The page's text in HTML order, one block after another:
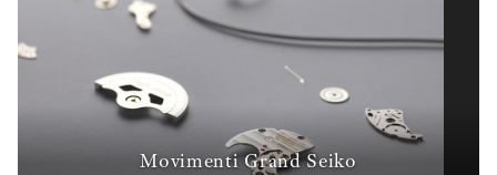
Movimenti Grand Seiko